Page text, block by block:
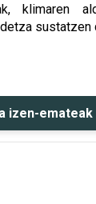
klimaren
sustatzen
izen-emateak